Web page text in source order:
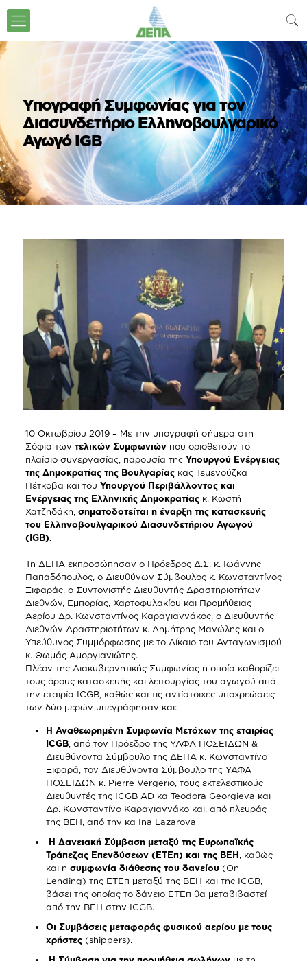
Υπογραφή Συμφωνίας για τον
Διασυνδετήριο Ελληνοβουλγαρικό
Αγωγό IGB
10 Οκτωβρίου 2019 – Με την υπογραφή σήμερα στη
Σόφια των τελικών Συμφωνιώνπου οριοθετούν το
πλαίσιο συνεργασίας, παρουσία τηςΥπουργού Ενέργειας
της Δημοκρατίας της Βουλγαρίαςκας Τεμενούζκα
Πέτκοβα και του Υπουργού Περιβάλλοντος και
Ενέργειας της Ελληνικής Δημοκρατίαςκ. Κωστή
Χατζηδάκη, σηματοδοτείται η έναρξη της κατασκευής
του Ελληνοβουλγαρικoύ Διασυνδετήριου Αγωγού
(IGB).
Τη ΔΕΠΑ εκπροσώπησαν ο Πρόεδρος Δ.Σ. κ. Ιωάννης
Παπαδόπουλος, ο Διευθύνων Σύμβουλος κ. Κωνσταντίνος
Ξιφαράς, ο Συντονιστής Διευθυντής Δραστηριοτήτων
Διεθνών, Εμπορίας, Χαρτοφυλακίου και Προμήθειας
Αερίου Δρ. Κωνσταντίνος Καραγιαννάκος, ο Διευθυντής
Διεθνών Δραστηριοτήτων κ. Δημήτρης Μανώλης και ο
Υπεύθυνος Συμμόρφωσης με το Δίκαιο του Ανταγωνισμού
κ. Θωμάς Αμοργιανιώτης.
Πλέον της Διακυβερνητικής Συμφωνίας η οποία καθορίζει
τους όρους κατασκευής και λειτουργίας του αγωγού από
την εταιρία ICGB, καθώς και τις αντίστοιχες υποχρεώσεις
των δύο μερών υπεγράφησαν και:
Η Αναθεωρημένη Συμφωνία Μετόχων της εταιρίας
ICGB, από τον Πρόεδρο της ΥΑΦΑ ΠΟΣΕΙΔΩΝ &
Διευθύνοντα Σύμβουλο της ΔΕΠΑ κ. Κωνσταντίνο
Ξιφαρά, τον Διευθύνοντα Σύμβουλο της ΥΑΦΑ
ΠΟΣΕΙΔΩΝ κ. Pierre Vergerio, τους εκτελεστικούς
Διευθυντές της ICGB AD κα Teodora Georgieva και
Δρ. Κωνσταντίνο Καραγιαννάκο και, από πλευράς
της ΒΕΗ, από την κα Ina Lazarova
Η Δανειακή Σύμβαση μεταξύ της Ευρωπαϊκής
Τράπεζας Επενδύσεων (ΕΤΕπ) και της BEH
, καθώς
και η συμφωνία διάθεσης του δανείου (On
Lending) της ΕΤΕπ μεταξύ της BEH και της ICGB,
βάσει της οποίας το δάνειο ΕΤΕπ θα μεταβιβαστεί
από την BEH στην ICGB.
Οι Συμβάσεις μεταφοράς φυσικού αερίου με τους
χρήστες(shippers).